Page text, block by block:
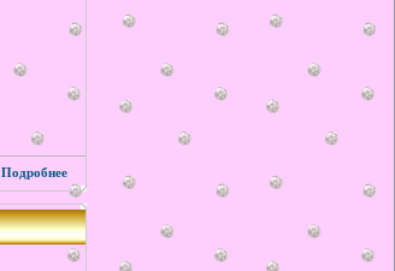
Подробнее